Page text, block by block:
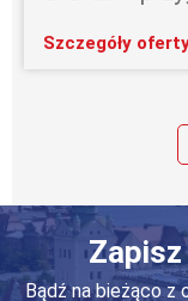
Szczegóły
Bądź na bieżąco z